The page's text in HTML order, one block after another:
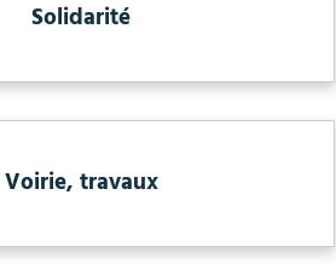
Solidarité
Voirie, travaux